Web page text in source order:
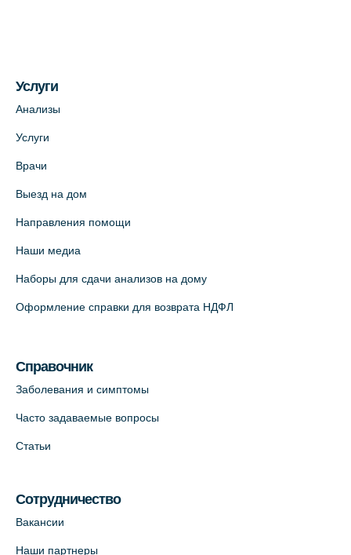
Медицинский центр на пр. Просвещения,
12к2 (официальный партнер)
Медицинский центр "Доктор Семейный"
(официальный партнер),
+7 (812) 664-55-80
На карте
+7 (812) 660-73-69
На карте
На карте
Лабораторный терминал на
Услуги
Анализы
Услуги
Врачи
Выезд на дом
Направления помощи
Наши медиа
Наборы для сдачи анализов на дому
Оформление справки для возврата НДФЛ
Справочник
Заболевания и симптомы
Часто задаваемые вопросы
Статьи
Сотрудничество
Вакансии
Наши партнеры